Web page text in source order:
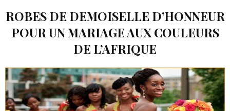
ROBES DE DEMOISELLE D’HONNEUR
POUR UN MARIAGE AUX COULEURS
DE L’AFRIQUE